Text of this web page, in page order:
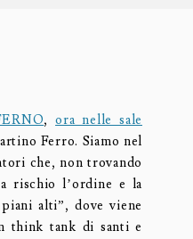
,ora nelle sale
Ferro. Siamo nel
che, non trovando
rischio l’ordine e la
alti”, dove viene
think tank di santi e